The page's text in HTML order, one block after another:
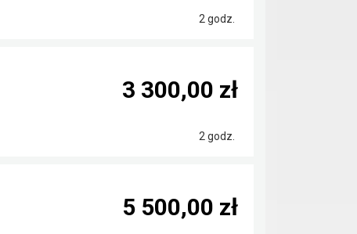
2 godz.
2 godz.
3 300,00 zł
5 500,00 zł